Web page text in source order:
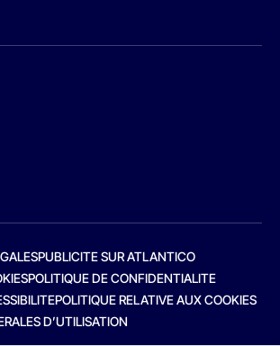
PUBLICITE SUR ATLANTICO
POLITIQUE DE CONFIDENTIALITE
POLITIQUE RELATIVE AUX COOKIES
D’UTILISATION